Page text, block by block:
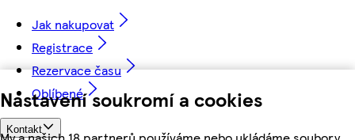
Nastavení soukromí a cookies
Jak nakupovat
Registrace
Rezervace času
Oblíbené
Kontakt